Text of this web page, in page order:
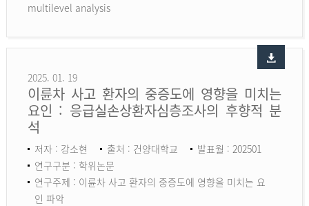
multilevel analysis
2025. 01. 19
이륜차 사고 환자의 중증도에 영향을 미치는
요인 : 응급실손상환자심층조사의 후향적 분
석
저자 : 강소현 출처 : 건양대학교
발표월 : 202501
연구구분 : 학위논문
연구주제 : 이륜차 사고 환자의 중증도에 영향을 미치는 요
인 파악